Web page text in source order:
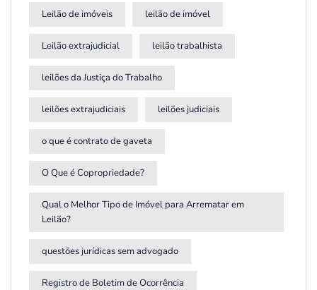
Leilão de imóveis leilão de imóvel
Leilão extrajudicial leilão trabalhista
leilões da Justiça do Trabalho
leilões extrajudiciais leilões judiciais
o que é contrato de gaveta
O Que é Copropriedade?
Qual o Melhor Tipo de Imóvel para Arrematar em
Leilão?
questões jurídicas sem advogado
Registro de Boletim de Ocorrência